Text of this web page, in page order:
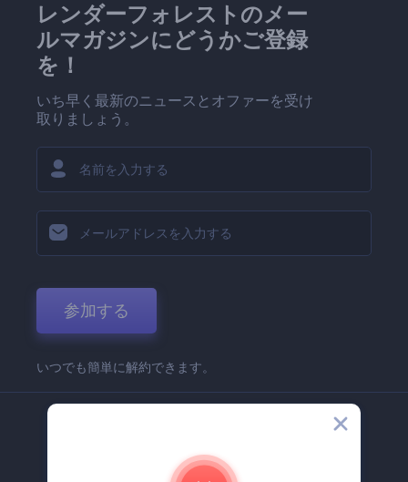
レンダーフォレストのメー
ルマガジンにどうかご登録
を！
いち早く最新のニュースとオファーを受け
取りましょう。
参加する
いつでも簡単に解約できます。
Renderforest 企業情報